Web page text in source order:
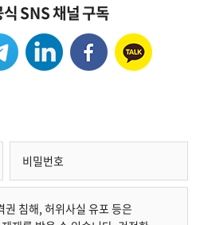
SNS 채널 구독